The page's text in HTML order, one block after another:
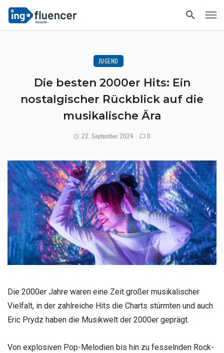
JUGEND
Die besten 2000er Hits: Ein
nostalgischer Rückblick auf die
musikalische Ära
22. September 2024 0
Die 2000er Jahre waren eine Zeit großer musikalischer
Vielfalt, in der zahlreiche Hits die Charts stürmten und auch
Eric Prydz haben die Musikwelt der 2000er geprägt.
Von explosiven Pop-Melodien bis hin zu fesselnden Rock-